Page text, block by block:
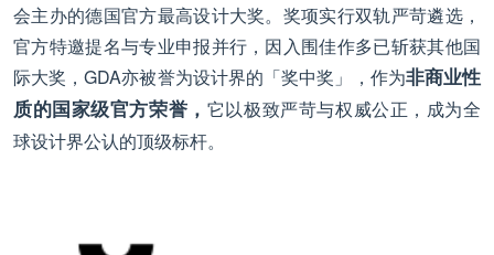
会主办的德国官方最高设计大奖。奖项实行双轨严苛遴选，
官方特邀提名与专业申报并行，因入围佳作多已斩获其他国
际大奖，GDA亦被誉为设计界的「奖中奖」，作为非商业性
质的国家级官方荣誉， 它以极致严苛与权威公正，成为全
球设计界公认的顶级标杆。